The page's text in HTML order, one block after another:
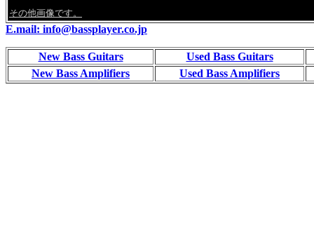
その他画像です。
E.mail: info@bassplayer.co.jp
New Bass Guitars
Used Bass Guitars
New Bass Amplifiers
Used Bass Amplifiers